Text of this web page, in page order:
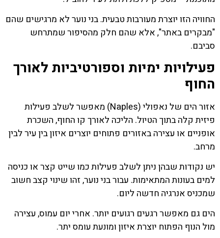
החוויה הזו יוצרת מעורבות טבעית. בני נוער לא מרגישים שהם
"מבקרים באתר", אלא שהם חלק מהסיפור שמתרחש
סביבם.
פעילויות ימיות וספורטיביות לאורך
החוף
אזור הים של נאפולי (Naples) מאפשר לשלב פעילות
פיזית קלה בתוך הטיול. הליכה לאורך קו החוף, השכרת
אופניים או עצירה באזורים פתוחים יוצרים איזון בין עיר לבין
מרחב.
יש נקודות שבהן ניתן לשלב פעילות כמו שייט קצר או כניסה
למים בעונות המתאימות. עבור בני נוער, זהו שינוי קצב חשוב
שמכניס אנרגיה חדשה ליום.
הים גם מאפשר רגעים רגועים יותר. אחרי יום עמוס, עצירה
מול הנוף הפתוח יוצרת איזון ומונעת עומס יתר.